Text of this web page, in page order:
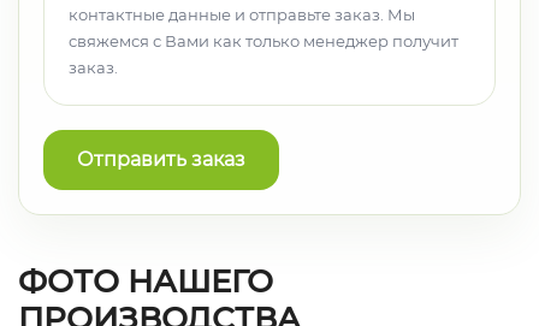
контактные данные и отправьте заказ. Мы
свяжемся с Вами как только менеджер получит
заказ.
Отправить заказ
ФОТО НАШЕГО